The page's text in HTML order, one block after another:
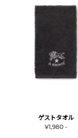
ゲストタオル
¥1,980 -